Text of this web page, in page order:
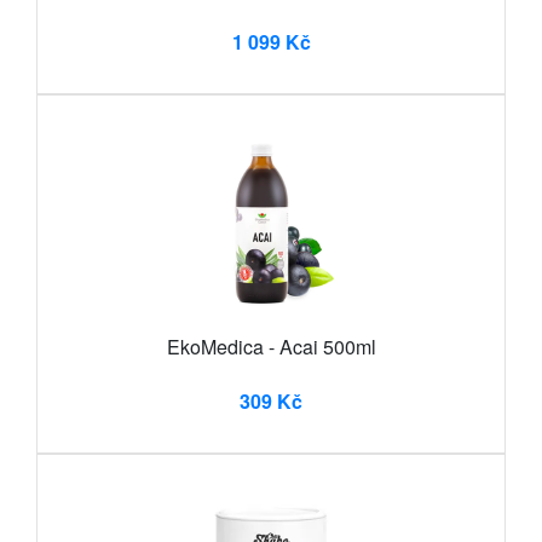
1 099 Kč
EkoMedica - Acai 500ml
309 Kč